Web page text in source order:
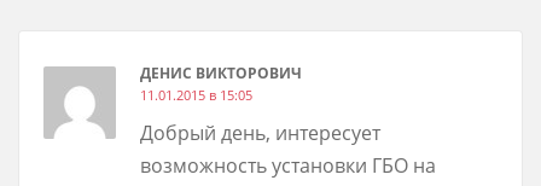
ДЕНИС ВИКТОРОВИЧ
11.01.2015 в 15:05
Добрый день, интересует
возможность установки ГБО на